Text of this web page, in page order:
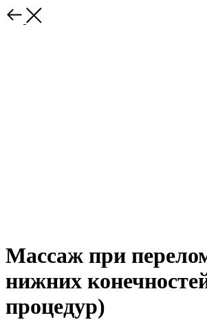
Массаж при
нижних
процедур)